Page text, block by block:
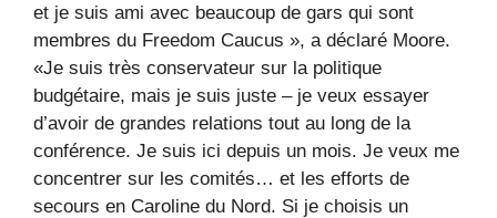
et je suis ami avec beaucoup de gars qui sont
membres du Freedom Caucus », a déclaré Moore.
«Je suis très conservateur sur la politique
budgétaire, mais je suis juste – je veux essayer
d’avoir de grandes relations tout au long de la
conférence. Je suis ici depuis un mois. Je veux me
concentrer sur les comités… et les efforts de
secours en Caroline du Nord. Si je choisis un